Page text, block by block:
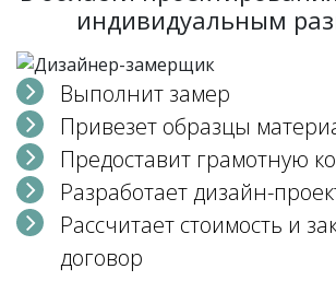
индивидуальным
Выполнит замер
Привезет образцы
Предоставит грамотную
Разработает дизайн-
Рассчитает стоимость и
договор